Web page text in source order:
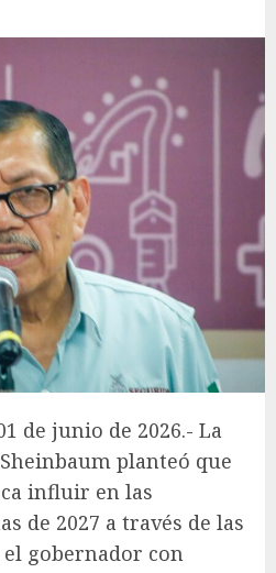
de junio de 2026.- La
planteó que
influir en las
de 2027 a través de las
gobernador con